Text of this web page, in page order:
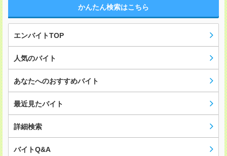
かんたん検索はこちら
エンバイトTOP
人気のバイト
あなたへのおすすめバイト
最近見たバイト
詳細検索
バイトQ&A